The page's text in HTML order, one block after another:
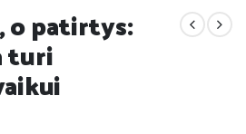
o patirtys:
turi